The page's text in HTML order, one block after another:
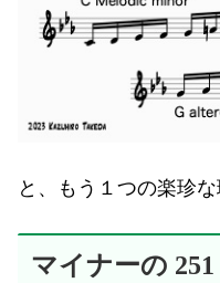
と、もう１つの楽珍な
マイナーの